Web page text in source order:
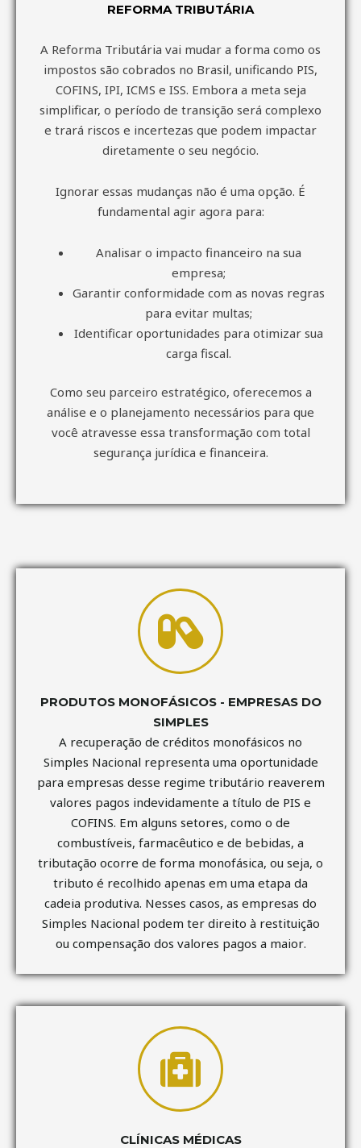
REFORMA TRIBUTÁRIA
A Reforma Tributária vai mudar a forma como os
impostos são cobrados no Brasil, unificando PIS,
COFINS, IPI, ICMS e ISS. Embora a meta seja
simplificar, o período de transição será complexo
e trará riscos e incertezas que podem impactar
diretamente o seu negócio.
Ignorar essas mudanças não é uma opção. É
fundamental agir agora para:
Analisar o impacto financeiro na sua
empresa;
Garantir conformidade com as novas regras
para evitar multas;
Identificar oportunidades para otimizar sua
carga fiscal.
Como seu parceiro estratégico, oferecemos a
análise e o planejamento necessários para que
você atravesse essa transformação com total
segurança jurídica e financeira.
PRODUTOS MONOFÁSICOS - EMPRESAS DO
SIMPLES
A recuperação de créditos monofásicos no
Simples Nacional representa uma oportunidade
para empresas desse regime tributário reaverem
valores pagos indevidamente a título de PIS e
COFINS. Em alguns setores, como o de
combustíveis, farmacêutico e de bebidas, a
tributação ocorre de forma monofásica, ou seja, o
tributo é recolhido apenas em uma etapa da
cadeia produtiva. Nesses casos, as empresas do
Simples Nacional podem ter direito à restituição
ou compensação dos valores pagos a maior.
CLÍNICAS MÉDICAS